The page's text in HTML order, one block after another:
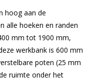
hoog aan de
alle hoeken en randen
mm tot 1900 mm,
werkbank is 600 mm
poten (25 mm
ruimte onder het